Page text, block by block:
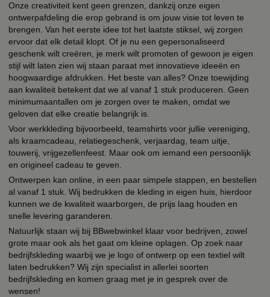
Onze creativiteit kent geen grenzen, dankzij onze eigen
ontwerpafdeling die erop gebrand is om jouw visie tot leven te
brengen. Van het eerste idee tot het laatste stiksel, wij zorgen
ervoor dat elk detail klopt. Of je nu een gepersonaliseerd
geschenk wilt creëren, je merk wilt promoten of gewoon je eigen
stijl wilt laten zien wij staan paraat met innovatieve ideeën en
hoogwaardige afdrukken. Het beste van alles? Onze toewijding
aan kwaliteit betekent dat we al vanaf 1 stuk produceren. Geen
minimumaantallen om je zorgen over te maken, omdat we
geloven dat elke creatie belangrijk is.
Voor werkkleding bijvoorbeeld, teamshirts voor jullie vereniging,
als kraamcadeau, relatiegeschenk, verjaardag, team uitje,
touwerij, vrijgezellenfeest. Maar ook om iemand een persoonlijk
en origineel cadeau te geven.
Ontwerpen kan online, in een paar simpele stappen, en bestellen
al vanaf 1 stuk. Wij bedrukken de kleding in eigen huis, hierdoor
kunnen we de kwaliteit waarborgen, de prijs laag houden en
snelle levering garanderen.
Natuurlijk staan wij bij BBwebwinkel klaar voor bedrijven, zowel
grote maar ook als het gaat om kleine oplagen. Op zoek naar
bedrijfskleding waarbij we je logo of ontwerp op een textiel wilt
laten bedrukken? Wij zijn specialist in allerlei soorten
bedrijfskleding en komen graag met je in gesprek over de
wensen!